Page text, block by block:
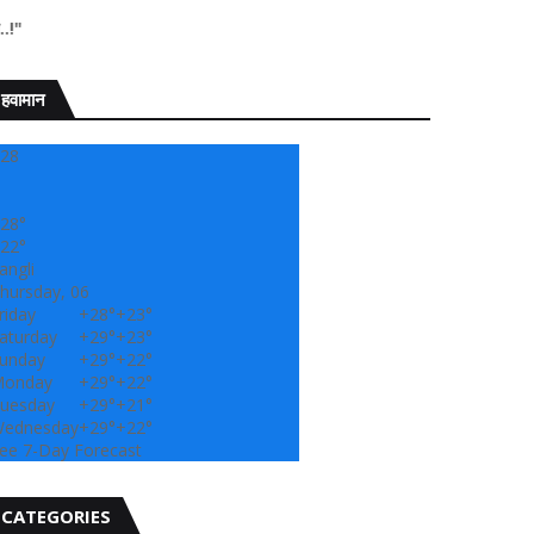
हवामान
28
28°
22°
06
+28°+23°
+29°+23°
+29°+22°
+29°+22°
+29°+21°
+29°+22°
7-Day Forecast
CATEGORIES